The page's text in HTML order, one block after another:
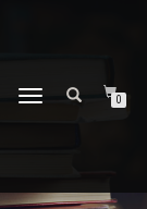
NAVEGACIÓN
0